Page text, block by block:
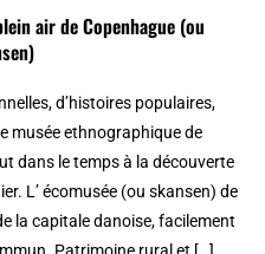
air de Copenhague (ou
d’histoires populaires,
musée ethnographique de
dans le temps à la découverte
L’ écomusée (ou skansen) de
la capitale danoise, facilement